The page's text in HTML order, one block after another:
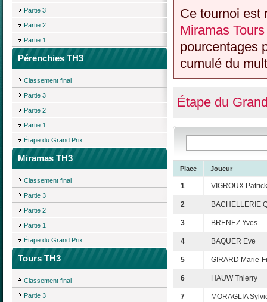
Partie 3
Partie 2
Partie 1
Pérenchies TH3
Classement final
Partie 3
Partie 2
Partie 1
Étape du Grand Prix
Miramas TH3
Classement final
Partie 3
Partie 2
Partie 1
Étape du Grand Prix
Tours TH3
Classement final
Partie 3
Ce tournoi est
Miramas
pourcentages
cumulé du
Étape du
Place Joueur
1 VIGROUX Patrick
2 BACHELLERIE
3 BRENEZ Yves
4 BAQUER Eve
5 GIRARD Marie-
6 HAUW Thierry
7 MORAGLIA